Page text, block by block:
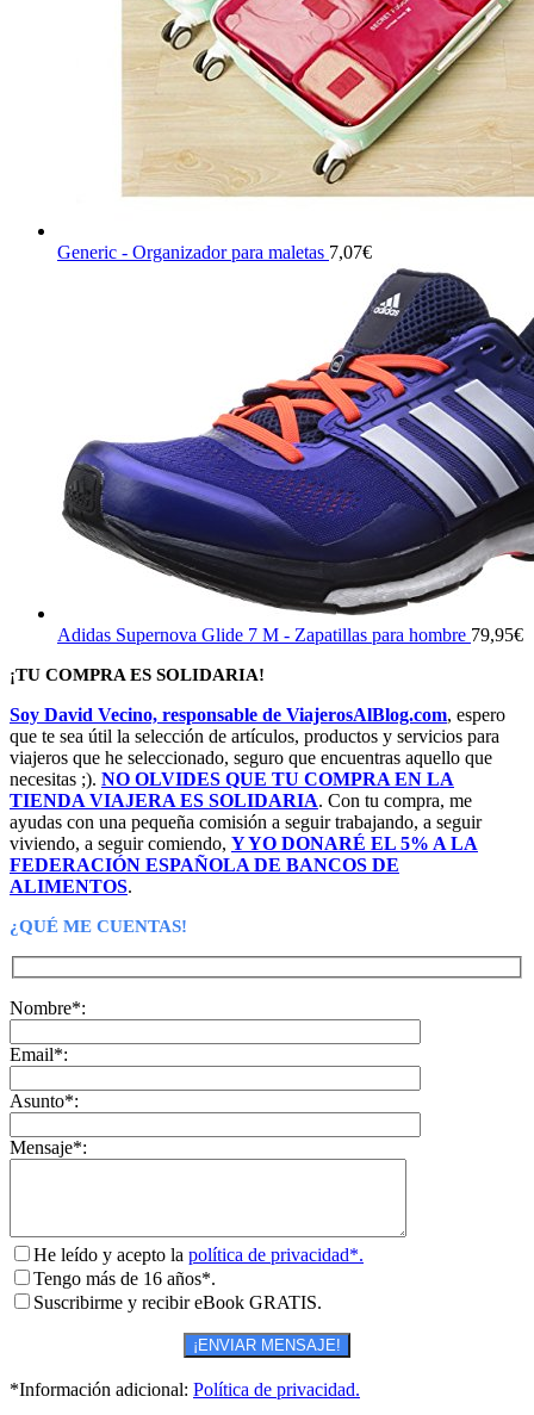
Generic - Organizador para maletas 7,07€
Adidas Supernova Glide 7 M - Zapatillas para hombre 79,95€
¡TU COMPRA ES SOLIDARIA!
Soy David Vecino, responsable de ViajerosAlBlog.com, espero
que te sea útil la selección de artículos, productos y servicios para
viajeros que he seleccionado, seguro que encuentras aquello que
necesitas ;). NO OLVIDES QUE TU COMPRA EN LA
TIENDA VIAJERA ES SOLIDARIA. Con tu compra, me
ayudas con una pequeña comisión a seguir trabajando, a seguir
viviendo, a seguir comiendo, Y YO DONARÉ EL 5% A LA
FEDERACIÓN ESPAÑOLA DE BANCOS DE
ALIMENTOS.
¿QUÉ ME CUENTAS!
Nombre*:
Email*:
Asunto*:
Mensaje*:
He leído y acepto la política de privacidad*.
Tengo más de 16 años*.
Suscribirme y recibir eBook GRATIS.
*Información adicional: Política de privacidad.